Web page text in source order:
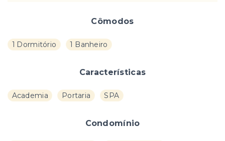
Cômodos
1 Dormitório 1 Banheiro
Características
Academia Portaria SPA
Condomínio